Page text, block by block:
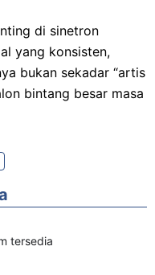
di sinetron
yang konsisten,
bukan sekadar “artis
bintang besar masa
tersedia